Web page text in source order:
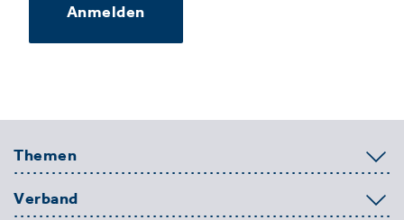
Anmelden
Themen
Verband